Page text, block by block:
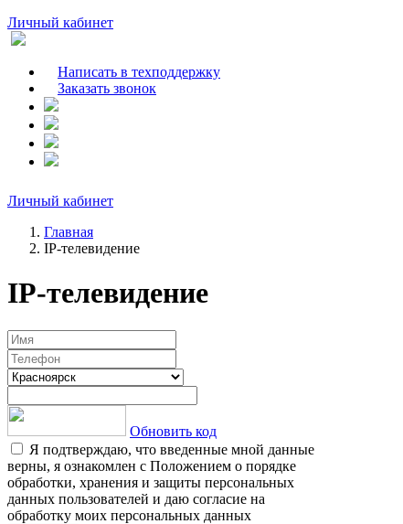
Личный кабинет
Написать в техподдержку
Заказать звонок
Личный кабинет
Главная
IP-телевидение
IP-телевидение
Обновить код
Я подтверждаю, что введенные мной данные
верны, я ознакомлен с Положением о порядке
обработки, хранения и защиты персональных
данных пользователей и даю согласие на
обработку моих персональных данных